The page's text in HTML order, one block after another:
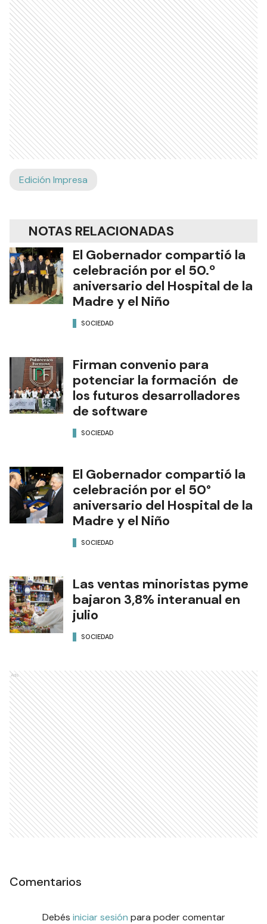
Edición Impresa
NOTAS RELACIONADAS
El Gobernador compartió la
celebración por el 50.º
aniversario del Hospital de la
Madre y el Niño
SOCIEDAD
Firman convenio para
potenciar la formación de
los futuros desarrolladores
de software
SOCIEDAD
El Gobernador compartió la
celebración por el 50°
aniversario del Hospital de la
Madre y el Niño
SOCIEDAD
Las ventas minoristas pyme
bajaron 3,8% interanual en
julio
SOCIEDAD
Ads
Comentarios
Debés iniciar sesión para poder comentar